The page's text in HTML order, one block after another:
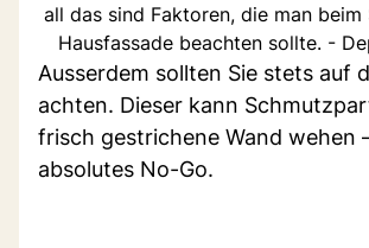
all das sind Faktoren, die man beim
Hausfassade beachten sollte. -
Ausserdem sollten Sie stets auf
achten. Dieser kann
frisch gestrichene Wand wehen
absolutes No-Go.